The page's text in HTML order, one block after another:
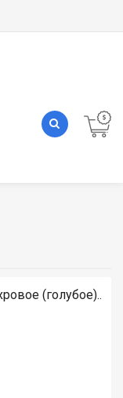
(голубое)..